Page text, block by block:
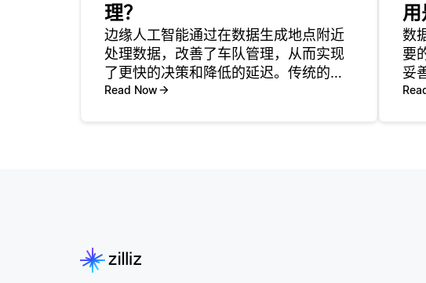
理？
边缘人工智能通过在数据生成地点附近
处理数据，改善了车队管理，从而实现
了更快的决策和降低的延迟。传统的车
队管理系统通常依赖于云计算，这可能
Read Now
用
数
要
妥
数